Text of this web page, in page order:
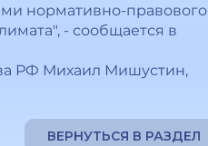
нормативно-правового
- сообщается в
РФ Михаил Мишустин,
ВЕРНУТЬСЯ В РАЗДЕЛ